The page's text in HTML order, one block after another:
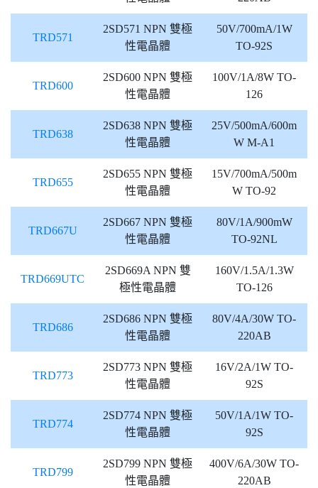
TRD571
2SD571 NPN 雙極
性電晶體
50V/700mA/1W
TO-92S
TRD600
2SD600 NPN 雙極
性電晶體
100V/1A/8W TO-
126
TRD638
2SD638 NPN 雙極
性電晶體
25V/500mA/600m
W M-A1
TRD655
2SD655 NPN 雙極
性電晶體
15V/700mA/500m
W TO-92
TRD667U
2SD667 NPN 雙極
性電晶體
80V/1A/900mW
TO-92NL
TRD669UTC
2SD669A NPN 雙
極性電晶體
160V/1.5A/1.3W
TO-126
TRD686
2SD686 NPN 雙極
性電晶體
80V/4A/30W TO-
220AB
TRD773
2SD773 NPN 雙極
性電晶體
16V/2A/1W TO-
92S
TRD774
2SD774 NPN 雙極
性電晶體
50V/1A/1W TO-
92S
TRD799
2SD799 NPN 雙極
性電晶體
400V/6A/30W TO-
220AB